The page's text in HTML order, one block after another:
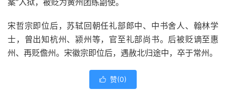
案”入狱，被贬为黄州团练副使。
宋哲宗即位后，苏轼回朝任礼部郎中、中书舍人、翰林学
士，曾出知杭州、颍州等，官至礼部尚书。后被贬谪至惠
州、再贬儋州。宋徽宗即位后，遇赦北归途中，卒于常州。
 赞(0)